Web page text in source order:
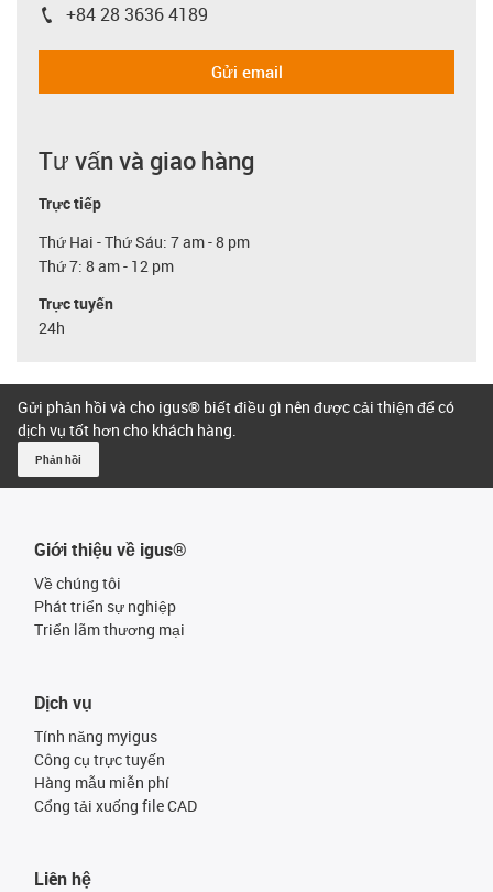
igus-icon-phone
+84 28 3636 4189
Gửi email
Tư vấn và giao hàng
Trực tiếp
Thứ Hai - Thứ Sáu: 7 am - 8 pm
Thứ 7: 8 am - 12 pm
Trực tuyến
24h
Gửi phản hồi và cho igus® biết điều gì nên được cải thiện để có
dịch vụ tốt hơn cho khách hàng.
Phản hồi
Giới thiệu về igus®
Về chúng tôi
Phát triển sự nghiệp
Triển lãm thương mại
Dịch vụ
Tính năng myigus
Công cụ trực tuyến
Hàng mẫu miễn phí
Cổng tải xuống file CAD
Liên hệ